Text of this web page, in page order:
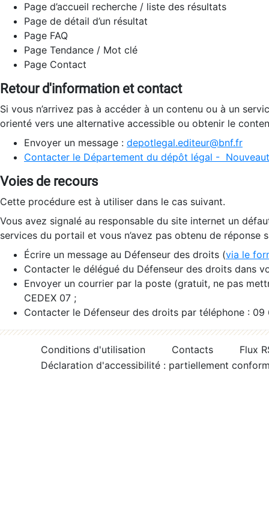
Page d’accueil recherche / liste des résultats
Page de détail d’un résultat
Page FAQ
Page Tendance / Mot clé
Page Contact
Retour d'information et contact
Si vous n’arrivez pas à accéder à un contenu ou à un
orienté vers une alternative accessible ou obtenir le
Envoyer un message : depotlegal.editeur@bnf.fr
Contacter le Département du dépôt légal -
Voies de recours
Cette procédure est à utiliser dans le cas suivant.
Vous avez signalé au responsable du site internet un
services du portail et vous n’avez pas obtenu de réponse
Écrire un message au Défenseur des droits (via le
Contacter le délégué du Défenseur des droits dans
Envoyer un courrier par la poste (gratuit, ne pas
CEDEX 07 ;
Contacter le Défenseur des droits par téléphone :
Conditions d'utilisation Contacts
Flux
Déclaration d'accessibilité : partiellement